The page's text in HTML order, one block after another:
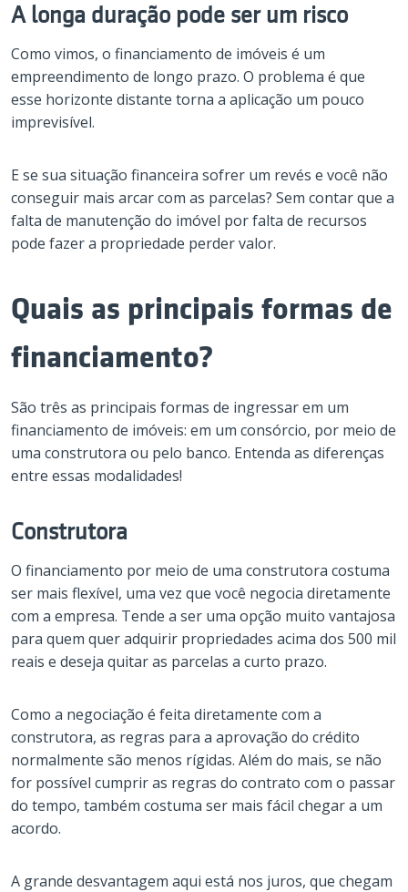
A longa duração pode ser um risco
Como vimos, o financiamento de imóveis é um
empreendimento de longo prazo. O problema é que
esse horizonte distante torna a aplicação um pouco
imprevisível.
E se sua situação financeira sofrer um revés e você não
conseguir mais arcar com as parcelas? Sem contar que a
falta de manutenção do imóvel por falta de recursos
pode fazer a propriedade perder valor.
Quais as principais formas de
financiamento?
São três as principais formas de ingressar em um
financiamento de imóveis: em um consórcio, por meio de
uma construtora ou pelo banco. Entenda as diferenças
entre essas modalidades!
Construtora
O financiamento por meio de uma construtora costuma
ser mais flexível, uma vez que você negocia diretamente
com a empresa. Tende a ser uma opção muito vantajosa
para quem quer adquirir propriedades acima dos 500 mil
reais e deseja quitar as parcelas a curto prazo.
Como a negociação é feita diretamente com a
construtora, as regras para a aprovação do crédito
normalmente são menos rígidas. Além do mais, se não
for possível cumprir as regras do contrato com o passar
do tempo, também costuma ser mais fácil chegar a um
acordo.
A grande desvantagem aqui está nos juros, que chegam